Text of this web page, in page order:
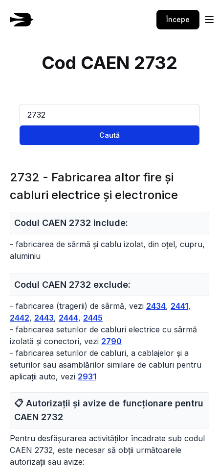
Începe
Cod CAEN 2732
Caută
2732 - Fabricarea altor fire şi
cabluri electrice şi electronice
Codul CAEN 2732 include:
- fabricarea de sârmă și cablu izolat, din oțel, cupru,
aluminiu
Codul CAEN 2732 exclude:
- fabricarea (tragerii) de sârmă, vezi 2434, 2441,
2442, 2443, 2444, 2445
- fabricarea seturilor de cabluri electrice cu sârmă
izolată și conectori, vezi 2790
- fabricarea seturilor de cabluri, a cablajelor și a
seturilor sau asamblărilor similare de cabluri pentru
aplicații auto, vezi 2931
📋 Autorizații și avize de funcționare pentru
CAEN 2732
Pentru desfășurarea activităților încadrate sub codul
CAEN 2732, este necesar să obții următoarele
autorizații sau avize: